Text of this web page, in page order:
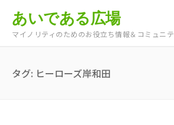
あいである広場
マイノリティのためのお役立ち情報＆コミュニテ
タグ: ヒーローズ岸和田